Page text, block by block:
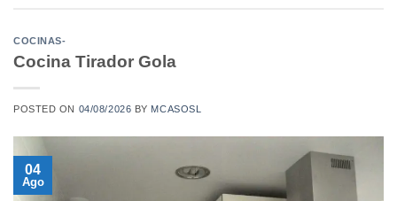
COCINAS-
Cocina Tirador Gola
POSTED ON 04/08/2026 BY MCASOSL
04
Ago